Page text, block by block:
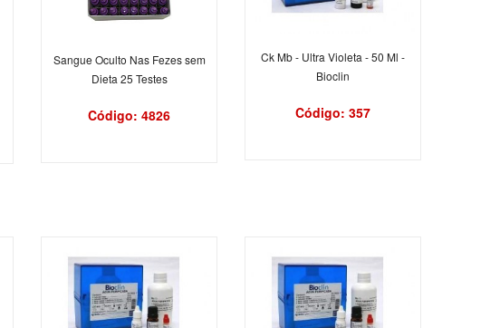
Sangue Oculto Nas Fezes sem
Dieta 25 Testes
Código: 4826
Ck Mb - Ultra Violeta - 50 Ml -
Bioclin
Código: 357